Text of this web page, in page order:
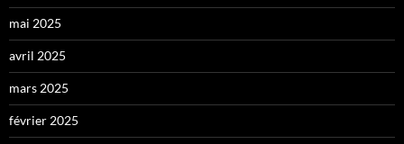
mai 2025
avril 2025
mars 2025
février 2025